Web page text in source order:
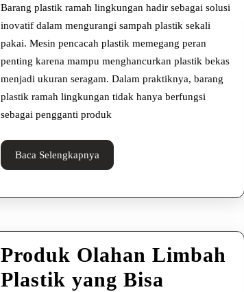
Lingkungan
Barang plastik ramah lingkungan hadir sebagai solusi
inovatif dalam mengurangi sampah plastik sekali
pakai. Mesin pencacah plastik memegang peran
penting karena mampu menghancurkan plastik bekas
menjadi ukuran seragam. Dalam praktiknya, barang
plastik ramah lingkungan tidak hanya berfungsi
sebagai pengganti produk
Baca Selengkapnya
Selengkapnya
Produk Olahan Limbah
Plastik yang Bisa